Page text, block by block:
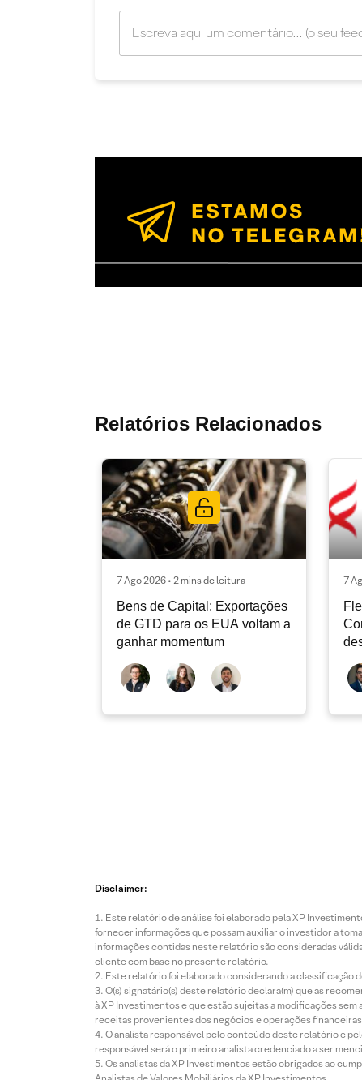
Relatórios Relacionados
7 Ago 2026 • 2 mins de leitura
Bens de Capital: Exportações
de GTD para os EUA voltam a
ganhar momentum
7
Disclaimer:
Este relatório de análise foi elaborado pela XP
fornecer informações que possam auxiliar o investidor a
informações contidas neste relatório são consideradas
cliente com base no presente relatório.
Este relatório foi elaborado considerando a classificação
O(s) signatário(s) deste relatório declara(m) que as
à XP Investimentos e que estão sujeitas a modificações
receitas provenientes dos negócios e operações
O analista responsável pelo conteúdo deste relatório e
responsável será o primeiro analista credenciado a ser
Os analistas da XP Investimentos estão obrigados ao